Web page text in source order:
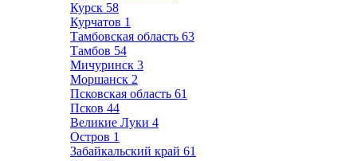
Курск 58
Курчатов 1
Тамбовская область 63
Тамбов 54
Мичуринск 3
Моршанск 2
Псковская область 61
Псков 44
Великие Луки 4
Остров 1
Забайкальский край 61